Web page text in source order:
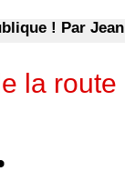
! Par Jean
la route